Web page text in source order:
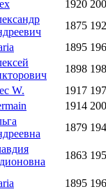
1920
1875
1895
1898
W. 1917
1914
1879
1863
1895